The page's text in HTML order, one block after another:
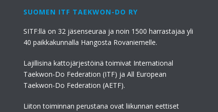
SUOMEN ITF TAEKWON-DO RY
SITF:llä on 32 jäsenseuraa ja noin 1500 harrastajaa yli
40 paikkakunnalla Hangosta Rovaniemelle.
Lajillisina kattojärjestöinä toimivat International
Taekwon-Do Federation (ITF) ja All European
Taekwon-Do Federation (AETF).
Liiton toiminnan perustana ovat liikunnan eettiset